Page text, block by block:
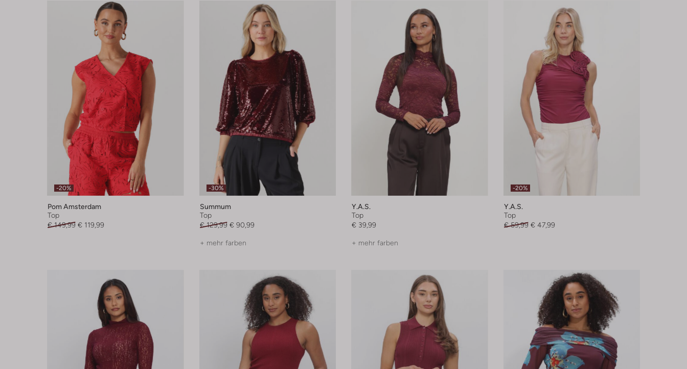
-20%
Pom Amsterdam
Top
€ 149,99 € 119,99
-30%
Summum
Top
€ 129,99 € 90,99
+ mehr farben
Y.a.s.
Top
€ 39,99
+ mehr farben
-20%
Y.a.s.
Top
€ 59,99 € 47,99